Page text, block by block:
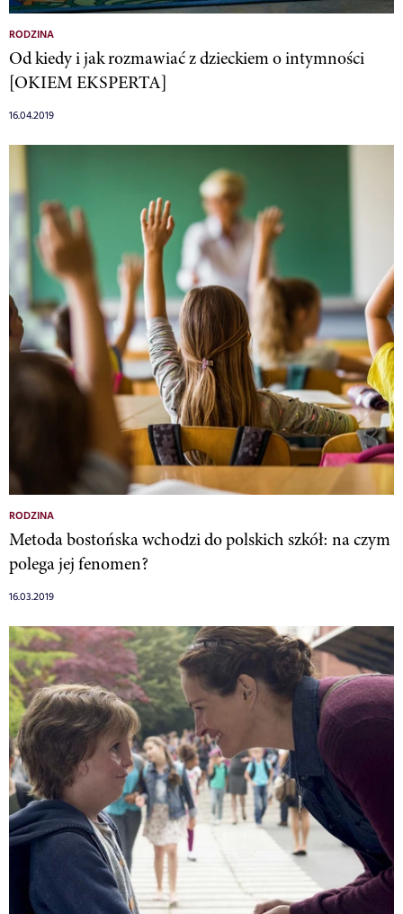
RODZINA
Od kiedy i jak rozmawiać z dzieckiem o intymności
[OKIEM EKSPERTA]
16.04.2019
RODZINA
Metoda bostońska wchodzi do polskich szkół: na czym
polega jej fenomen?
16.03.2019